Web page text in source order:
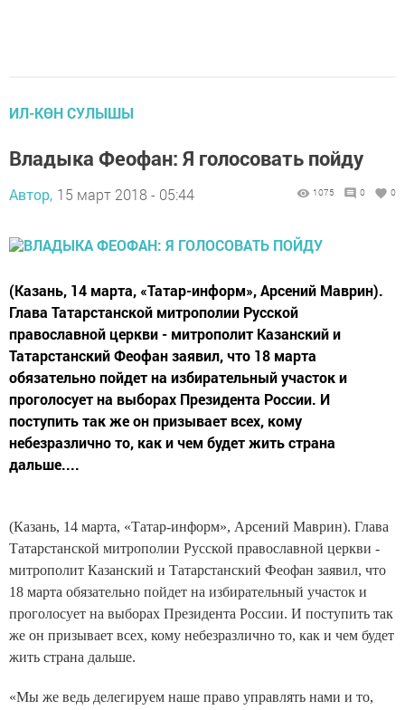
ИЛ-КӨН СУЛЫШЫ
Владыка Феофан: Я голосовать пойду
Автор, 15 март 2018 - 05:44 1075 0 0
(Казань, 14 марта, «Татар-информ», Арсений Маврин).
Глава Татарстанской митрополии Русской
православной церкви - митрополит Казанский и
Татарстанский Феофан заявил, что 18 марта
обязательно пойдет на избирательный участок и
проголосует на выборах Президента России. И
поступить так же он призывает всех, кому
небезразлично то, как и чем будет жить страна
дальше....
(Казань, 14 марта, «Татар-информ», Арсений Маврин). Глава
Татарстанской митрополии Русской православной церкви -
митрополит Казанский и Татарстанский Феофан заявил, что
18 марта обязательно пойдет на избирательный участок и
проголосует на выборах Президента России. И поступить так
же он призывает всех, кому небезразлично то, как и чем будет
жить страна дальше.
«Мы же ведь делегируем наше право управлять нами и то,